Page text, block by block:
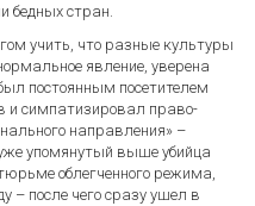
бедных стран.
учить, что разные культуры
явление, уверена
постоянным посетителем
и симпатизировал право-
направления» –
упомянутый выше убийца
облегченного режима,
– после чего сразу ушел в